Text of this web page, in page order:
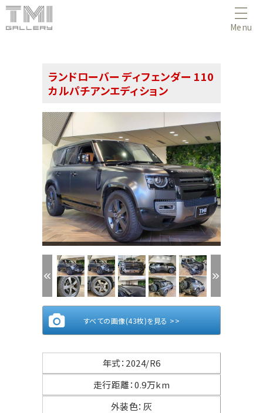
Menu
ランドローバー ディフェンダー 110
カルパチアンエディション
(1/43)
すべての画像(43枚)を見る >>
年式： 2024/R6
走行距離：0.9万km
外装色： 灰